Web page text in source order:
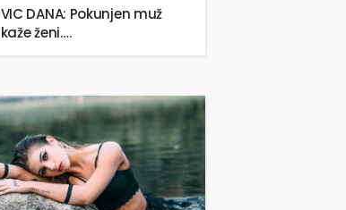
VIC DANA: Pokunjen muž
kaže ženi….